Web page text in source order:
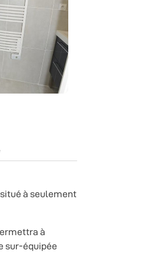
à seulement
à
sur-équipée